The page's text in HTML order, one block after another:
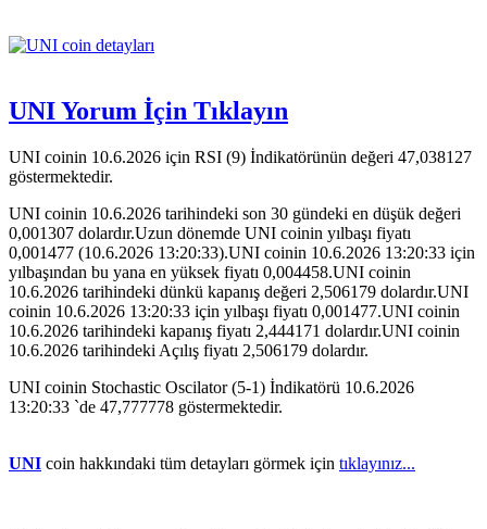
UNI Yorum İçin Tıklayın
UNI coinin 10.6.2026 için RSI (9) İndikatörünün değeri 47,038127
göstermektedir.
UNI coinin 10.6.2026 tarihindeki son 30 gündeki en düşük değeri
0,001307 dolardır.Uzun dönemde UNI coinin yılbaşı fiyatı
0,001477 (10.6.2026 13:20:33).UNI coinin 10.6.2026 13:20:33 için
yılbaşından bu yana en yüksek fiyatı 0,004458.UNI coinin
10.6.2026 tarihindeki dünkü kapanış değeri 2,506179 dolardır.UNI
coinin 10.6.2026 13:20:33 için yılbaşı fiyatı 0,001477.UNI coinin
10.6.2026 tarihindeki kapanış fiyatı 2,444171 dolardır.UNI coinin
10.6.2026 tarihindeki Açılış fiyatı 2,506179 dolardır.
UNI coinin Stochastic Oscilator (5-1) İndikatörü 10.6.2026
13:20:33 `de 47,777778 göstermektedir.
UNI coin hakkındaki tüm detayları görmek için tıklayınız...